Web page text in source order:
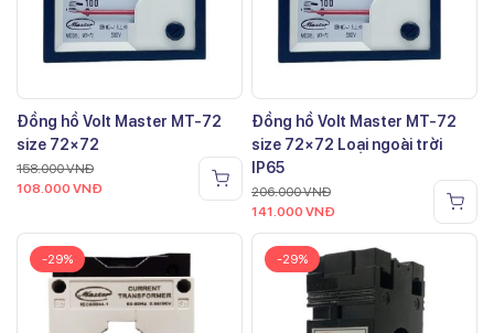
Đồng hồ Volt Master MT-72
size 72×72
158.000VNĐ
108.000 VNĐ
Đồng hồ Volt Master MT-72
size 72×72 Loại ngoài trời
IP65
206.000VNĐ
141.000 VNĐ
-29% -29%